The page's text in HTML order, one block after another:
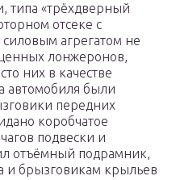
типа «трёхдверный
отсеке с
агрегатом не
лонжеронов,
них в качестве
автомобиля были
передних
коробчатое
подвески и
отъёмный подрамник,
и брызговикам крыльев